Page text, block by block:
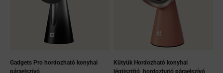
Gadgets Pro hordozható konyhai
páraelszívó
Kütyük Hordozható konyhai
légtisztító, hordozható páraelszívó